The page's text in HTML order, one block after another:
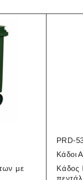
με
PRD-
Κάδοι
Κάδος
πεντάλ